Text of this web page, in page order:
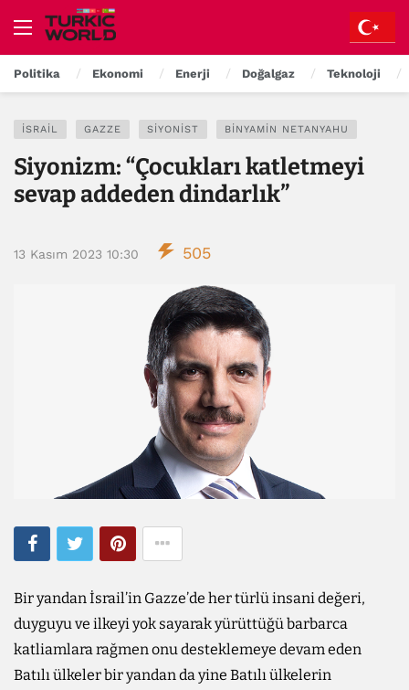
Politika Ekonomi Enerji Doğalgaz Teknoloji
İSRAIL GAZZE SIYONIST BINYAMIN NETANYAHU
Siyonizm: “Çocukları katletmeyi
sevap addeden dindarlık”
13 Kasım 2023 10:30 505
Bir yandan İsrail’in Gazze’de her türlü insani değeri,
duyguyu ve ilkeyi yok sayarak yürüttüğü barbarca
katliamlara rağmen onu desteklemeye devam eden
Batılı ülkeler bir yandan da yine Batılı ülkelerin